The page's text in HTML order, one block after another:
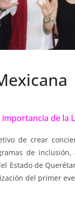
de la
de crear
de
Estado de
del primer